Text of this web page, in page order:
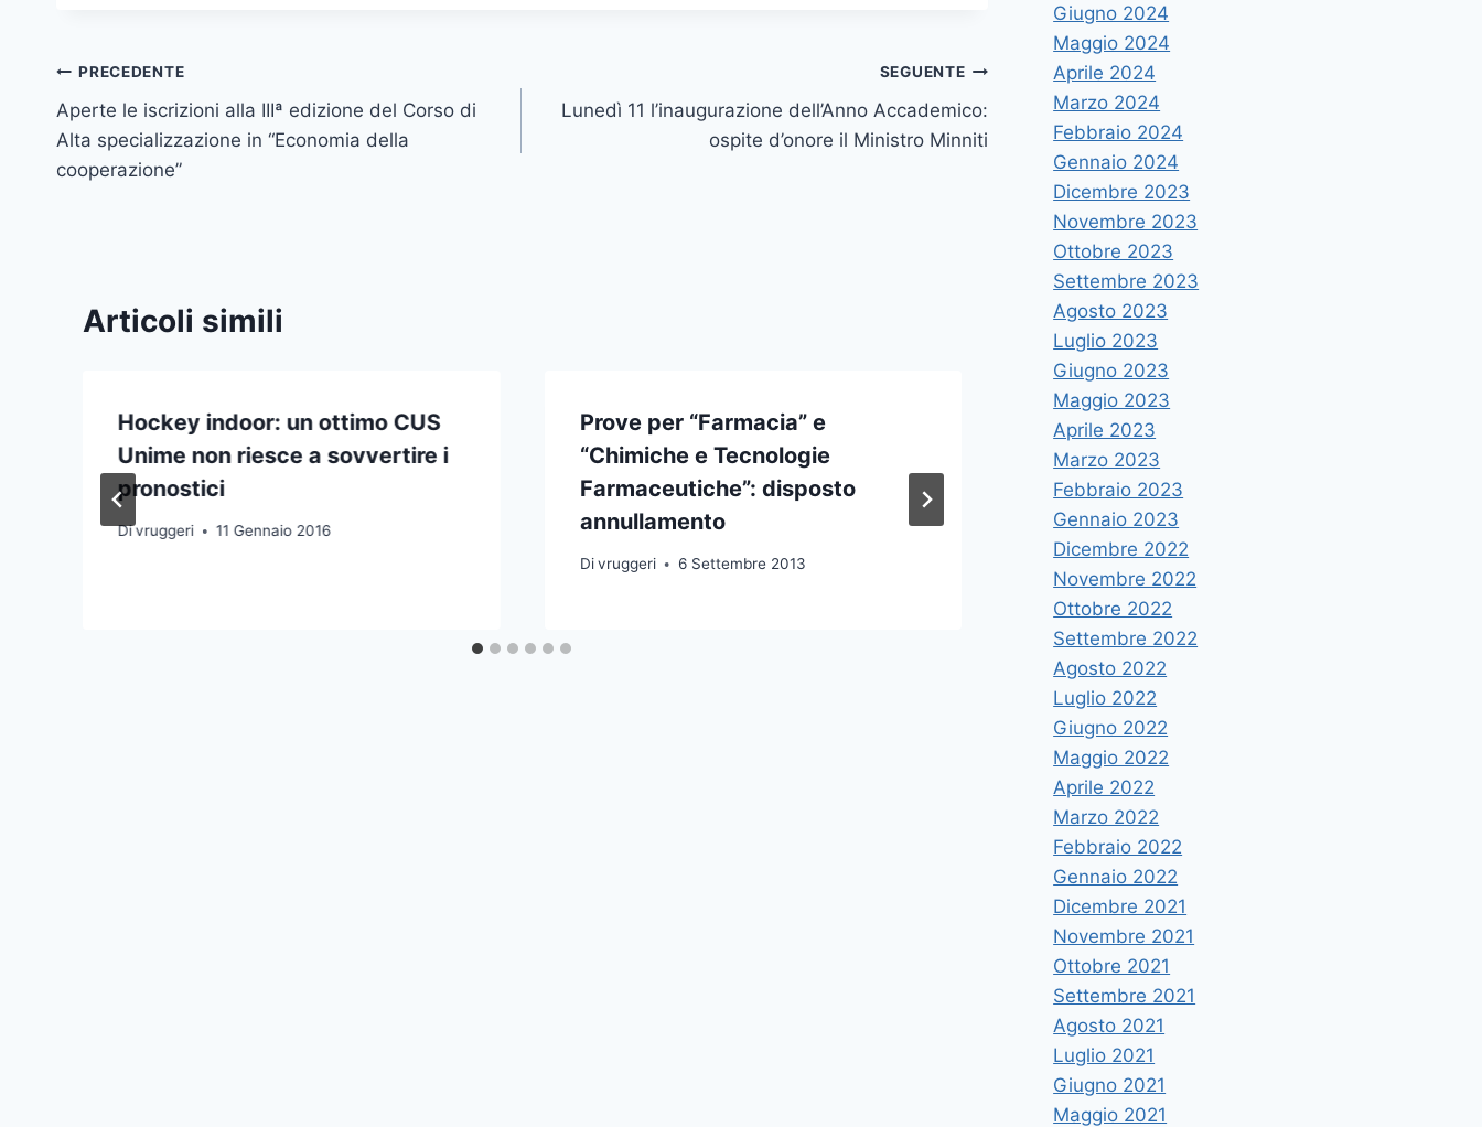
Navigazione
articoli
PRECEDENTE
Aperte le iscrizioni alla IIIª edizione del Corso di
Alta specializzazione in “Economia della
cooperazione”
SEGUENTE
Lunedì 11 l’inaugurazione dell’Anno Accademico:
ospite d’onore il Ministro Minniti
Articoli simili
Hockey indoor: un ottimo CUS
Unime non riesce a sovvertire i
pronostici
Divruggeri 11 Gennaio 2016
Prove per “Farmacia” e
“Chimiche e Tecnologie
Farmaceutiche”: disposto
annullamento
Di vruggeri 6 Settembre 2013
Dichiarazione del Rettore
Divruggeri 8 Febbraio 2016
Giugno 2024
Maggio 2024
Aprile 2024
Marzo 2024
Febbraio 2024
Gennaio 2024
Dicembre 2023
Novembre 2023
Ottobre 2023
Settembre 2023
Agosto 2023
Luglio 2023
Giugno 2023
Maggio 2023
Aprile 2023
Marzo 2023
Febbraio 2023
Gennaio 2023
Dicembre 2022
Novembre 2022
Ottobre 2022
Settembre 2022
Agosto 2022
Luglio 2022
Giugno 2022
Maggio 2022
Aprile 2022
Marzo 2022
Febbraio 2022
Gennaio 2022
Dicembre 2021
Novembre 2021
Ottobre 2021
Settembre 2021
Agosto 2021
Luglio 2021
Giugno 2021
Maggio 2021